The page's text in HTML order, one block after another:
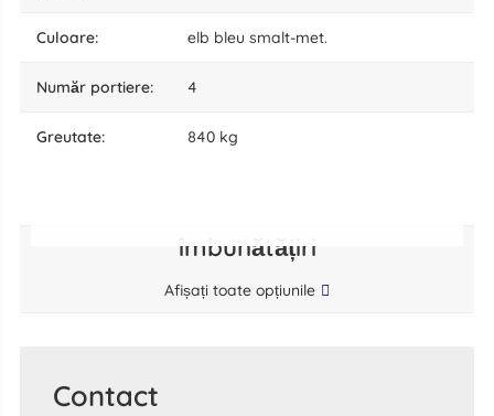
culoare: elb bleu smalt-met.
număr portiere: 4
greutate: 840 kg
îmbunătățiri
Afișați toate opțiunile
Contact